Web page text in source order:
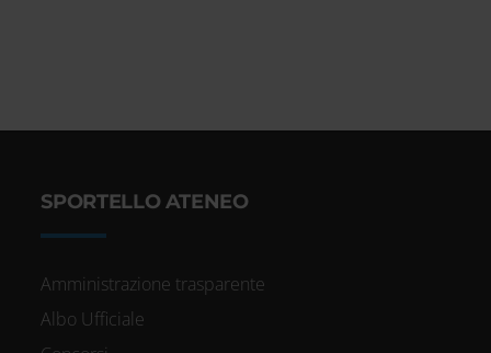
SPORTELLO ATENEO
Amministrazione trasparente
Albo Ufficiale